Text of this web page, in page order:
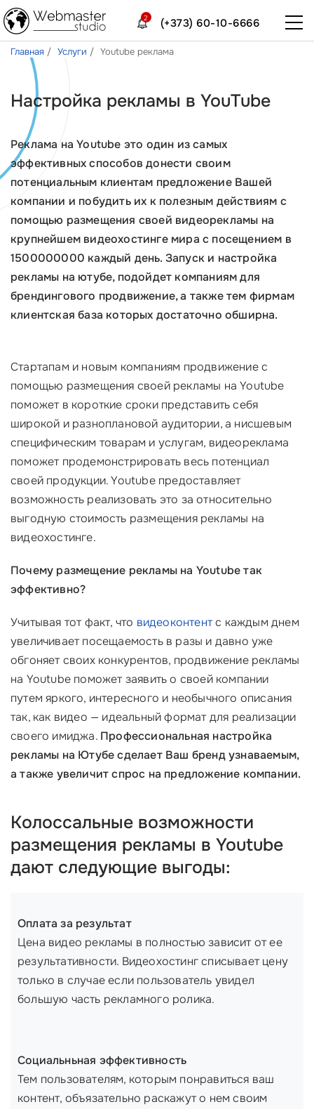
(+373) 60-10-6666
2
Главная Услуги Youtube реклама
Настройка рекламы в YouTube
Реклама на Youtube это один из самых
эффективных способов донести своим
потенциальным клиентам предложение Вашей
компании и побудить их к полезным действиям с
помощью размещения своей видеорекламы на
крупнейшем видеохостинге мира с посещением в
1500000000 каждый день. Запуск и настройка
рекламы на ютубе, подойдет компаниям для
брендингового продвижение, а также тем фирмам
клиентская база которых достаточно обширна.
Стартапам и новым компаниям продвижение с
помощью размещения своей рекламы на Youtube
поможет в короткие сроки представить себя
широкой и разноплановой аудитории, а нисшевым
специфическим товарам и услугам, видеореклама
поможет продемонстрировать весь потенциал
своей продукции. Youtube предоставляет
возможность реализовать это за относительно
выгодную стоимость размещения рекламы на
видеохостинге.
Почему размещение рекламы на Youtube так
эффективно?
Учитывая тот факт, что видеоконтентс каждым днем
увеличивает посещаемость в разы и давно уже
обгоняет своих конкурентов, продвижение рекламы
на Youtube поможет заявить о своей компании
путем яркого, интересного и необычного описания
так, как видео — идеальный формат для реализации
своего имиджа. Профессиональная настройка
рекламы на Ютубе сделает Ваш бренд узнаваемым,
а также увеличит спрос на предложение компании.
Колоссальные возможности
размещения рекламы в Youtube
дают следующие выгоды:
Оплата за результат
Цена видео рекламы в полностью зависит от ее
результативности. Видеохостинг списывает цену
только в случае если пользователь увидел
большую часть рекламного ролика.
Социальньная эффективность
Тем пользователям, которым понравиться ваш
контент, объязательно раскажут о нем своим